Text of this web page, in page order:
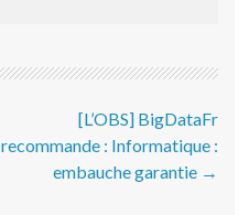
[L’OBS] BigDataFr
recommande : Informatique :
embauche garantie →